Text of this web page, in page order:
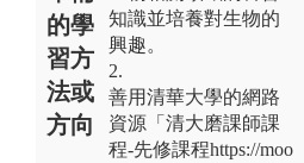
的學
習方
法或
方向
知識並培養對生物的
興趣。
2.
善用清華大學的網路
資源「清大磨課師課
程-先修課程https://moo